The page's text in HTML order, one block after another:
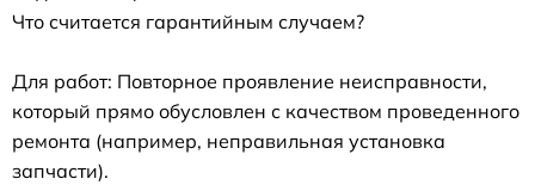
Что считается гарантийным случаем?
Для работ: Повторное проявление неисправности,
который прямо обусловлен с качеством проведенного
ремонта (например, неправильная установка
запчасти).